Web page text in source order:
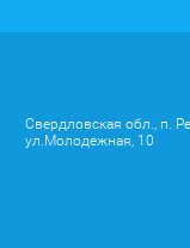
Свердловская обл., п.
ул.Молодежная, 10